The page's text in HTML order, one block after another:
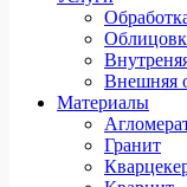
Внешняя
Материалы
Гранит